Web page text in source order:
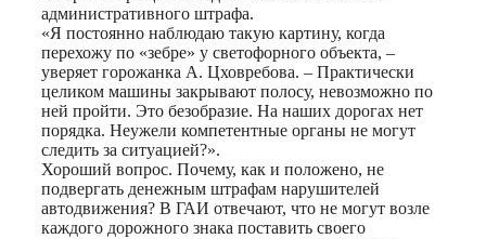
административного штрафа.
«Я постоянно наблюдаю такую картину, когда
перехожу по «зебре» у светофорного объекта, –
уверяет горожанка А. Цховребова. – Практически
целиком машины закрывают полосу, невозможно по
ней пройти. Это безобразие. На наших дорогах нет
порядка. Неужели компетентные органы не могут
следить за ситуацией?».
Хороший вопрос. Почему, как и положено, не
подвергать денежным штрафам нарушителей
автодвижения? В ГАИ отвечают, что не могут возле
каждого дорожного знака поставить своего